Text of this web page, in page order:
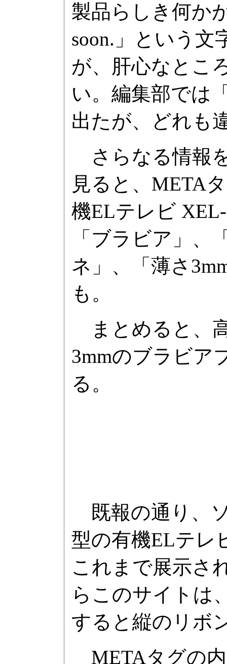
製品らしき何か
soon.」という
が、肝心なとこ
い。編集部では
出たが、どれも
さらなる情報
見ると、META
機ELテレビ
「ブラビア」、
ネ」、「薄さ
も。
まとめると、
3mmのブラビア
る。
既報の通り、
型の有機ELテレ
これまで展示さ
らこのサイトは
すると縦のリボ
METAタグの